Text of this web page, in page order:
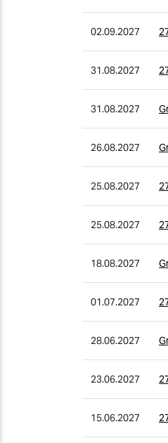
02.09.2027
31.08.2027
31.08.2027
26.08.2027
25.08.2027
25.08.2027
18.08.2027
01.07.2027
28.06.2027
23.06.2027
15.06.2027